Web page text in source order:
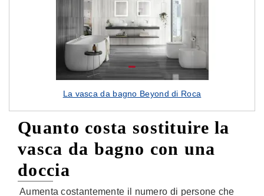
La vasca da bagno Beyond di Roca
Quanto costa sostituire la
vasca da bagno con una
doccia
Aumenta costantemente il numero di persone che